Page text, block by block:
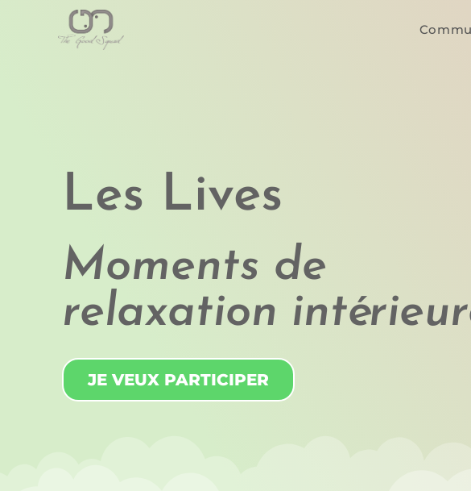
Les Lives
Moments de
relaxation
JE VEUX PARTICIPER